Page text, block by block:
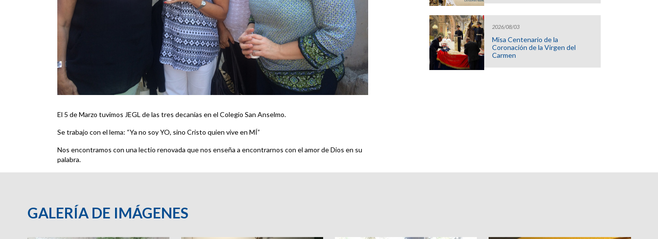
El 5 de Marzo tuvimos JEGL de las tres decanías en el Colegio San Anselmo.
Se trabajo con el lema: “Ya no soy YO, sino Cristo quien vive en MÍ”
Nos encontramos con una lectio renovada que nos enseña a encontrarnos con el amor de Dios en su
palabra.
2026/08/03
Misa Centenario de la
Coronación de la Virgen del
Carmen
GALERÍA DE IMÁGENES